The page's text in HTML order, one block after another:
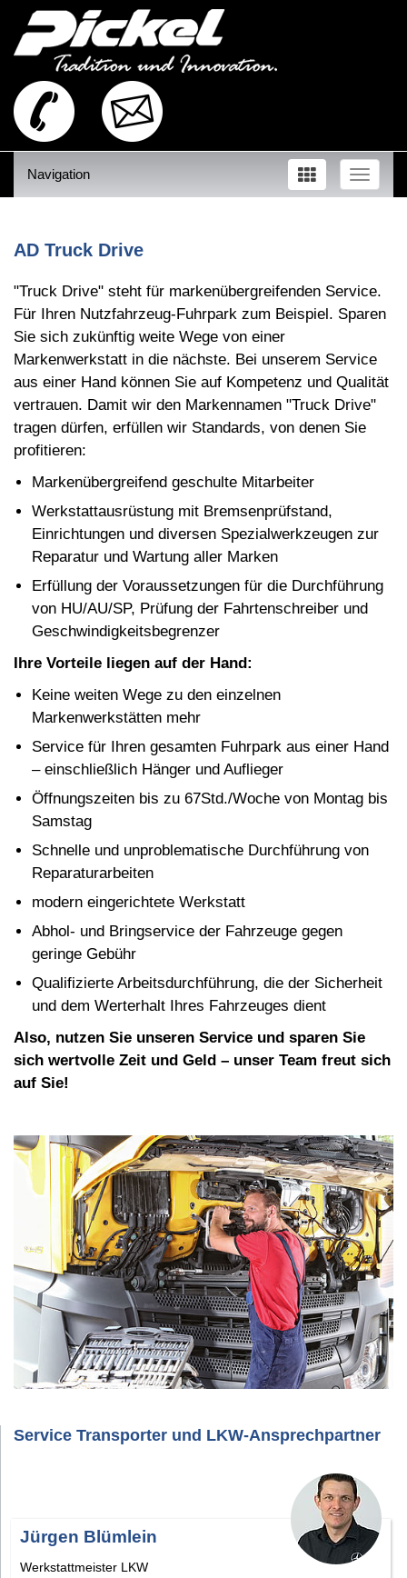
Toggle
Navigation
AD Truck Drive
"Truck Drive" steht für markenübergreifenden Service.
Für Ihren Nutzfahrzeug-Fuhrpark zum Beispiel. Sparen
Sie sich zukünftig weite Wege von einer
Markenwerkstatt in die nächste. Bei unserem Service
aus einer Hand können Sie auf Kompetenz und Qualität
vertrauen. Damit wir den Markennamen "Truck Drive"
tragen dürfen, erfüllen wir Standards, von denen Sie
profitieren:
Markenübergreifend geschulte Mitarbeiter
Werkstattausrüstung mit Bremsenprüfstand,
Einrichtungen und diversen Spezialwerkzeugen zur
Reparatur und Wartung aller Marken
Erfüllung der Voraussetzungen für die Durchführung
von HU/AU/SP, Prüfung der Fahrtenschreiber und
Geschwindigkeitsbegrenzer
Ihre Vorteile liegen auf der Hand:
Keine weiten Wege zu den einzelnen
Markenwerkstätten mehr
Service für Ihren gesamten Fuhrpark aus einer Hand
– einschließlich Hänger und Auflieger
Öffnungszeiten bis zu 67Std./Woche von Montag bis
Samstag
Schnelle und unproblematische Durchführung von
Reparaturarbeiten
modern eingerichtete Werkstatt
Abhol- und Bringservice der Fahrzeuge gegen
geringe Gebühr
Qualifizierte Arbeitsdurchführung, die der Sicherheit
und dem Werterhalt Ihres Fahrzeuges dient
Also, nutzen Sie unseren Service und sparen Sie
sich wertvolle Zeit und Geld – unser Team freut sich
auf Sie!
Service Transporter und LKW-Ansprechpartner
Jürgen Blümlein
Werkstattmeister LKW